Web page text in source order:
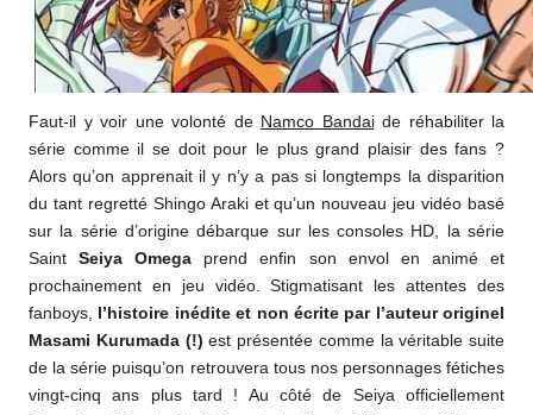
Faut-il y voir une volonté de Namco Bandaide réhabiliter la
série comme il se doit pour le plus grand plaisir des fans ?
Alors qu’on apprenait il y n’y a pas si longtemps la disparition
du tant regretté Shingo Araki et qu’un nouveau jeu vidéo basé
sur la série d’origine débarque sur les consoles HD, la série
SaintSeiya Omega prend enfin son envol en animé et
prochainement en jeu vidéo. Stigmatisant les attentes des
fanboys, l’histoire inédite et non écrite par l’auteur originel
Masami Kurumada (!) est présentée comme la véritable suite
de la série puisqu’on retrouvera tous nos personnages fétiches
vingt-cinq ans plus tard ! Au côté de Seiya officiellement